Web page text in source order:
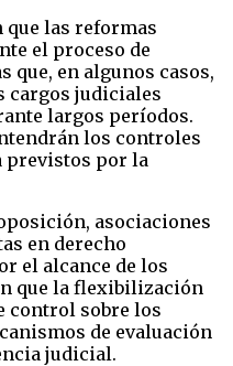
que las reformas
el proceso de
que, en algunos casos,
cargos judiciales
largos períodos.
los controles
previstos por la
asociaciones
en derecho
el alcance de los
que la flexibilización
control sobre los
de evaluación
judicial.